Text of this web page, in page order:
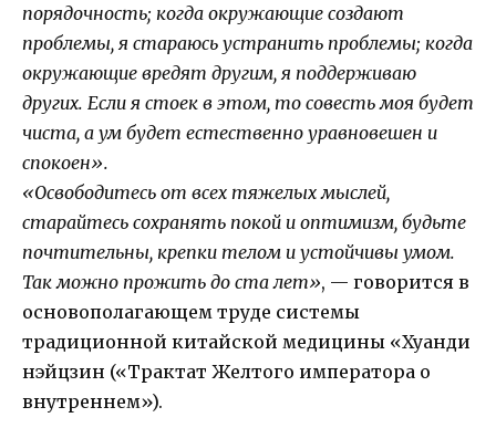
порядочность; когда окружающие создают
проблемы, я стараюсь устранить проблемы; когда
окружающие вредят другим, я поддерживаю
других. Если я стоек в этом, то совесть моя будет
чиста, а ум будет естественно уравновешен и
спокоен».
«Освободитесь от всех тяжелых мыслей,
старайтесь сохранять покой и оптимизм, будьте
почтительны, крепки телом и устойчивы умом.
Так можно прожить до ста лет», — говорится в
основополагающем труде системы
традиционной китайской медицины «Хуанди
нэйцзин («Трактат Желтого императора о
внутреннем»).